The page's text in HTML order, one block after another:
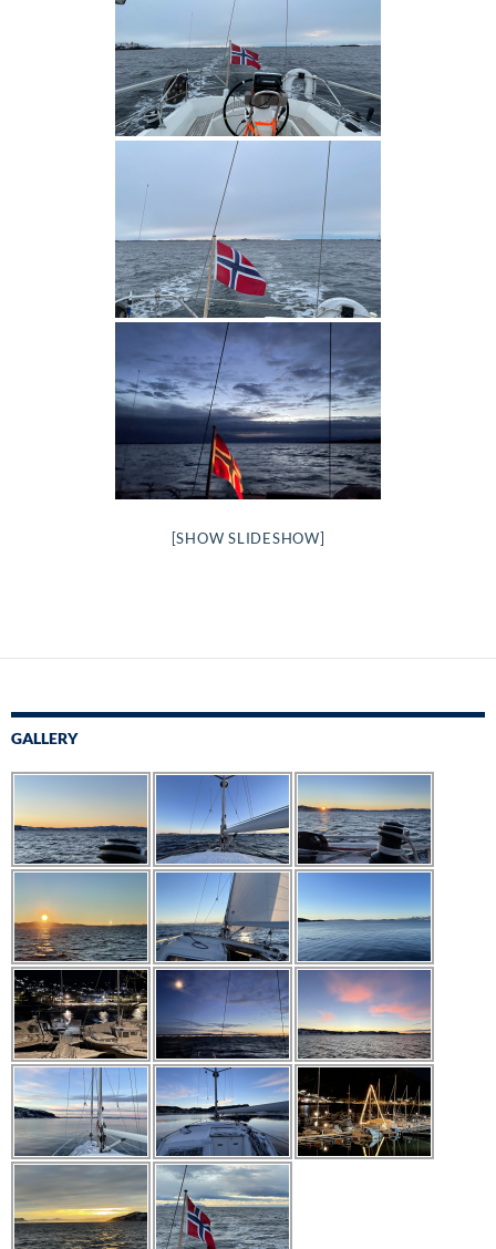
[SHOW SLIDESHOW]
GALLERY